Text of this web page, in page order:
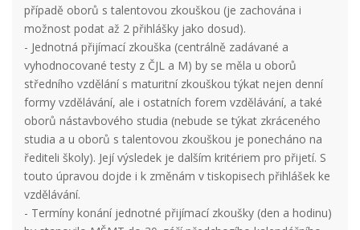
případě oborů s talentovou zkouškou (je zachována i
možnost podat až 2 přihlášky jako dosud).
- Jednotná přijímací zkouška (centrálně zadávané a
vyhodnocované testy z ČJL a M) by se měla u oborů
středního vzdělání s maturitní zkouškou týkat nejen denní
formy vzdělávání, ale i ostatních forem vzdělávání, a také
oborů nástavbového studia (nebude se týkat zkráceného
studia a u oborů s talentovou zkouškou je ponecháno na
řediteli školy). Její výsledek je dalším kritériem pro přijetí. S
touto úpravou dojde i k změnám v tiskopisech přihlášek ke
vzdělávání.
- Termíny konání jednotné přijímací zkoušky (den a hodinu)